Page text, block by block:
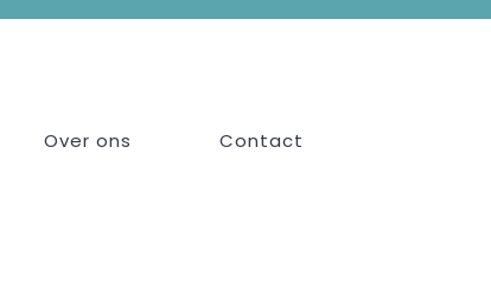
Over ons Contact